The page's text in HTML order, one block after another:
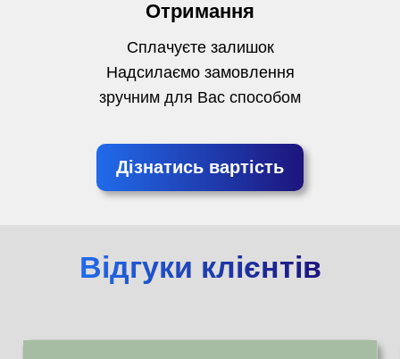
Отримання
Сплачуєте залишок
Надсилаємо замовлення
зручним для Вас способом
Дізнатись вартість
Відгуки клієнтів